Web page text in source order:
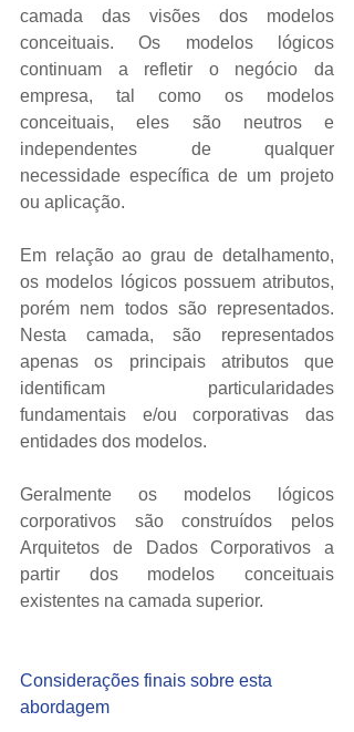
camada das visões dos modelos
conceituais. Os modelos lógicos
continuam a refletir o negócio da
empresa, tal como os modelos
conceituais, eles são neutros e
independentes de qualquer
necessidade específica de um projeto
ou aplicação.
Em relação ao grau de detalhamento,
os modelos lógicos possuem atributos,
porém nem todos são representados.
Nesta camada, são representados
apenas os principais atributos que
identificam particularidades
fundamentais e/ou corporativas das
entidades dos modelos.
Geralmente os modelos lógicos
corporativos são construídos pelos
Arquitetos de Dados Corporativos a
partir dos modelos conceituais
existentes na camada superior.
Considerações finais sobre esta
abordagem